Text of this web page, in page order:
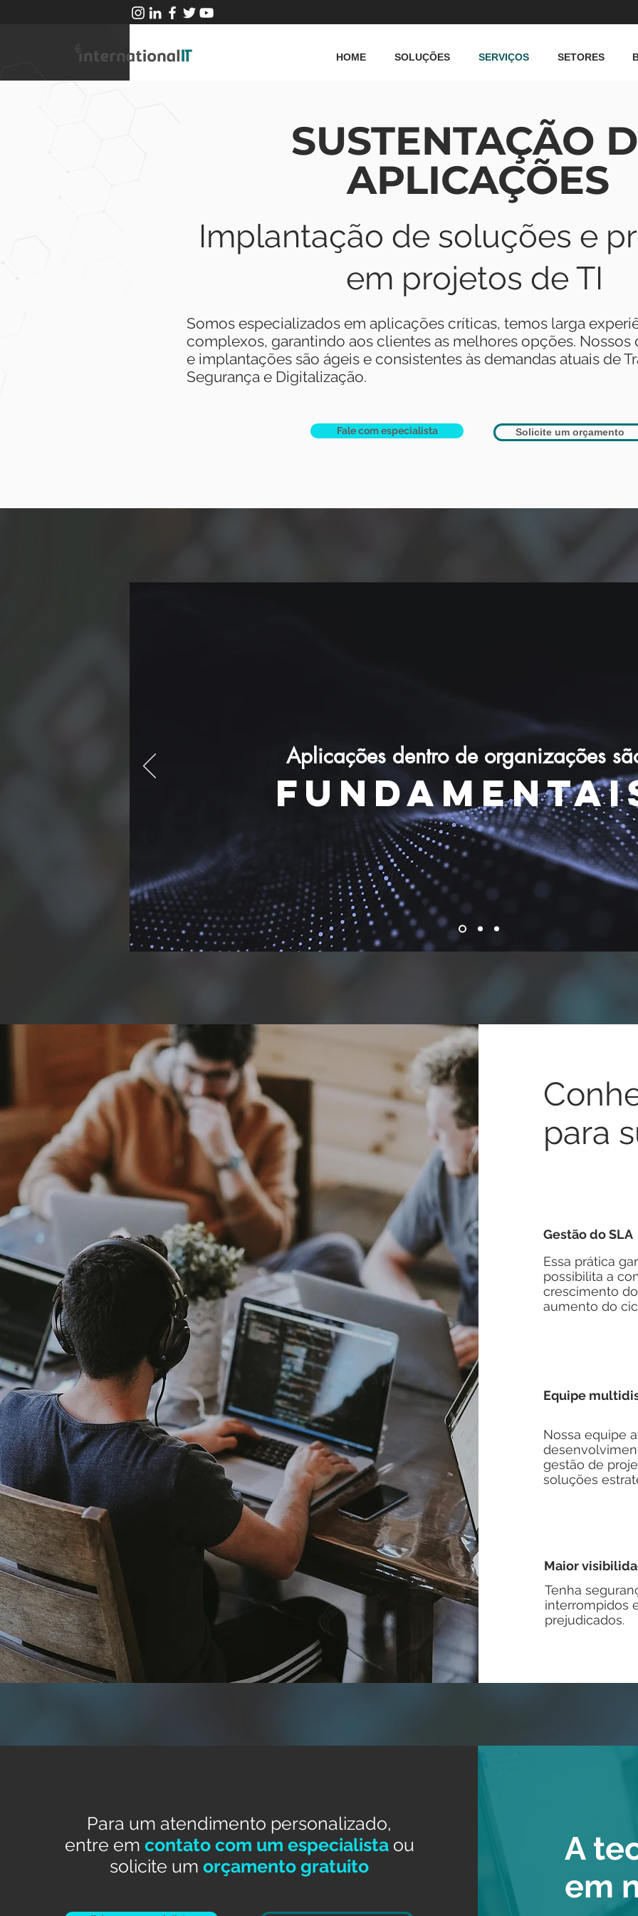
HOME SOLUÇÕES SERVIÇOS SETORES
SUSTENTAÇÃO
APLICAÇÕES
Implantação de soluções e
em projetos de TI
Somos especializados em aplicações críticas, temos larga
complexos, garantindo aos clientes as melhores opções.
e implantações são ágeis e consistentes às demandas atuais de
Segurança e Digitalização.​
Fale com especialista Solicite um orçamento
Aplicações dentro de organizações
para
Gestão do SLA
Essa prática
possibilita a
crescimento
aumento do
Equipe
Nossa equipe
gestão de
soluções
Maior
Tenha
interrompidos
prejudicados.
Para um atendimento personalizado,
entre em contato com um especialista ou
solicite umorçamento gratuito
A
em